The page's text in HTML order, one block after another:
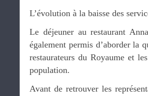
L’évolution à la baisse des
Le déjeuner au restaurant
également permis d’aborder la
restaurateurs du Royaume et
population.
Avant de retrouver les